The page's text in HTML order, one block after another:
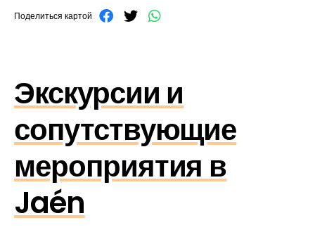
Поделиться картой
Экскурсии и
сопутствующие
мероприятия в
Jaén